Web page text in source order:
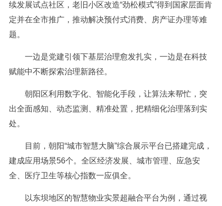
续发展试点社区，老旧小区改造“劲松模式”得到国家层面肯
定并在全市推广，推动解决预付式消费、房产证办理等难
题。
一边是党建引领下基层治理愈发扎实，一边是在科技
赋能中不断探索治理新路径。
朝阳区利用数字化、智能化手段，让算法来帮忙，突
出全面感知、动态监测、精准处置，把精细化治理落到实
处。
目前，朝阳“城市智慧大脑”综合展示平台已搭建完成，
建成应用场景56个。全区经济发展、城市管理、应急安
全、医疗卫生等核心指数一应俱全。
以东坝地区的智慧物业实景超融合平台为例，通过视